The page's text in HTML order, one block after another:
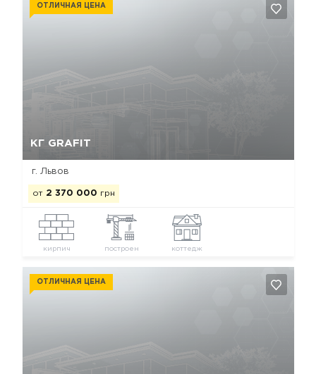
КГ GRAFIT
ОТЛИЧНАЯ ЦЕНА
г. Львов
от 2 370 000 грн
кирпич построен коттедж
ОТЛИЧНАЯ ЦЕНА